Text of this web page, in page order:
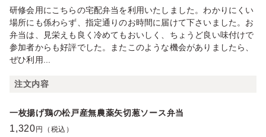
研修会用にこちらの宅配弁当を利用いたしました。わかりにくい
場所にも係わらず、指定通りのお時間に届けて下さいました。お
弁当は、見栄えも良く冷めてもおいしく、ちょうど良い味付けで
参加者からも好評でした。またこのような機会がありましたら、
ぜひ利用...
注文内容
一枚揚げ鶏の松戸産無農薬矢切葱ソース弁当
1,320 円（税込）